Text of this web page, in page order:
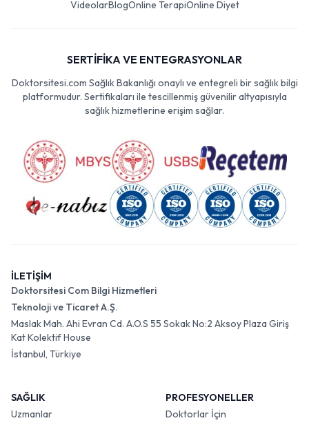
VideolarBlogOnline TerapiOnline Diyet
SERTİFİKA VE ENTEGRASYONLAR
Doktorsitesi.com Sağlık Bakanlığı onaylı ve entegreli bir sağlık bilgi
platformudur. Sertifikaları ile tescillenmiş güvenilir altyapısıyla
sağlık hizmetlerine erişim sağlar.
İLETİŞİM
Doktorsitesi Com Bilgi Hizmetleri
Teknoloji ve Ticaret A.Ş.
Maslak Mah. Ahi Evran Cd. A.O.S 55 Sokak No:2 Aksoy Plaza Giriş
Kat Kolektif House
İstanbul, Türkiye
SAĞLIK
Uzmanlar
PROFESYONELLER
Doktorlar İçin